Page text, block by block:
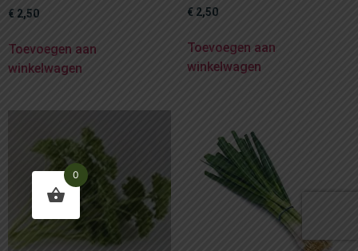
€ 2,50
Toevoegen aan
winkelwagen
€ 2,50
Toevoegen aan
winkelwagen
0